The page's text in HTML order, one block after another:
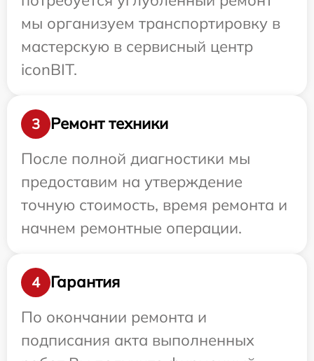
мы организуем транспортировку в
мастерскую в сервисный центр
iconBIT.
3
Ремонт техники
После полной диагностики мы
предоставим на утверждение
точную стоимость, время ремонта и
начнем ремонтные операции.
4
Гарантия
По окончании ремонта и
подписания акта выполненных